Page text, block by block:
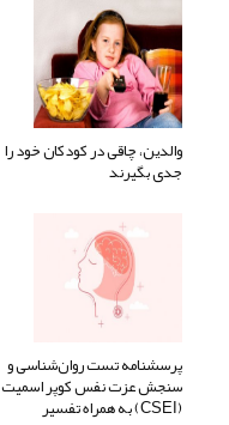
والدین، چاقی در کودکان خود را
جدی بگیرند
پرسشنامه تست روان‌شناسی و
سنجش عزت نفس کوپر اسمیت
(CSEI) به همراه تفسیر